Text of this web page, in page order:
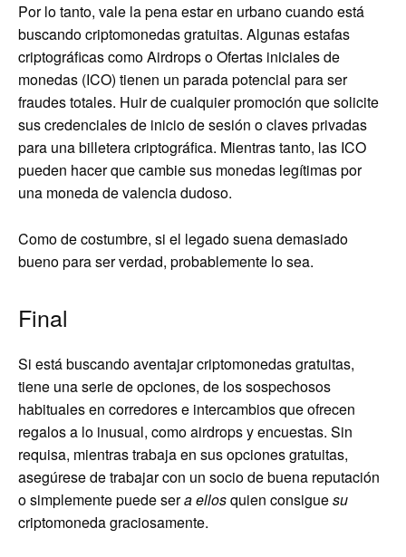
Por lo tanto, vale la pena estar en urbano cuando está
buscando criptomonedas gratuitas. Algunas estafas
criptográficas como Airdrops o Ofertas iniciales de
monedas (ICO) tienen un parada potencial para ser
fraudes totales. Huir de cualquier promoción que solicite
sus credenciales de inicio de sesión o claves privadas
para una billetera criptográfica. Mientras tanto, las ICO
pueden hacer que cambie sus monedas legítimas por
una moneda de valencia dudoso.
Como de costumbre, si el legado suena demasiado
bueno para ser verdad, probablemente lo sea.
Final
Si está buscando aventajar criptomonedas gratuitas,
tiene una serie de opciones, de los sospechosos
habituales en corredores e intercambios que ofrecen
regalos a lo inusual, como airdrops y encuestas. Sin
requisa, mientras trabaja en sus opciones gratuitas,
asegúrese de trabajar con un socio de buena reputación
o simplemente puede sera ellosquien consiguesu
criptomoneda graciosamente.